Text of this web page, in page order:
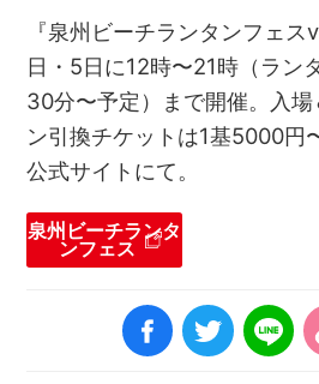
『泉州ビーチランタンフェ
日・5日に12時〜21時（ラン
30分〜予定）まで開催。入場
ン引換チケットは1基5000円
公式サイトにて。
泉州ビーチランタ
ンフェス